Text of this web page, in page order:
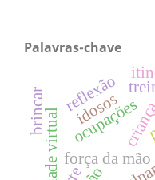
Palavras-chave
ocupações
força da mão
idosos
brincar reflexão